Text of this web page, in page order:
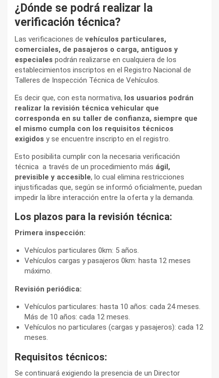
¿Dónde se podrá realizar la
verificación técnica?
Las verificaciones de vehículos particulares,
comerciales, de pasajeros o carga, antiguos y
especiales podrán realizarse en cualquiera de los
establecimientos inscriptos en el Registro Nacional de
Talleres de Inspección Técnica de Vehículos.
Es decir que, con esta normativa, los usuarios podrán
realizar la revisión técnica vehicular que
corresponda en su taller de confianza, siempre que
el mismo cumpla con los requisitos técnicos
exigidos y se encuentre inscripto en el registro.
Esto posibilita cumplir con la necesaria verificación
técnica a través de un procedimiento más ágil,
previsible y accesible, lo cual elimina restricciones
injustificadas que, según se informó oficialmente, puedan
impedir la libre interacción entre la oferta y la demanda.
Los plazos para la revisión técnica:
Primera inspección:
Vehículos particulares 0km: 5 años.
Vehículos cargas y pasajeros 0km: hasta 12 meses
máximo.
Revisión periódica:
Vehículos particulares: hasta 10 años: cada 24 meses.
Más de 10 años: cada 12 meses.
Vehículos no particulares (cargas y pasajeros): cada 12
meses.
Requisitos técnicos:
Se continuará exigiendo la presencia de un Director